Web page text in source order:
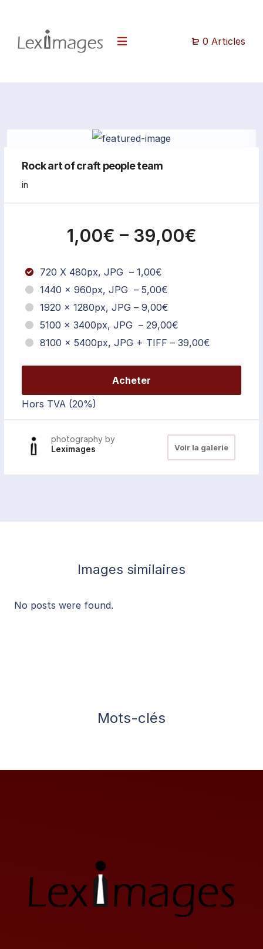
0 Articles
Rock art of craft people team
in
1,00€ – 39,00€
720 X 480px, JPG – 1,00€
1440 × 960px, JPG – 5,00€
1920 × 1280px, JPG – 9,00€
5100 × 3400px, JPG – 29,00€
8100 × 5400px, JPG + TIFF – 39,00€
Acheter
Hors TVA (20%)
photography by
Leximages
Voir la galerie
Images similaires
No posts were found.
Mots-clés